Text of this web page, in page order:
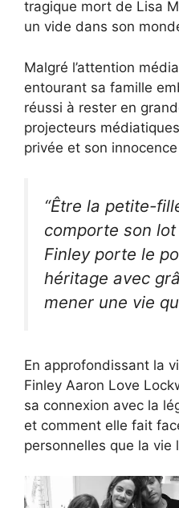
tragique mort de Lisa
un vide dans son
Malgré l’attention
entourant sa famille
réussi à rester en
projecteurs
privée et son innocence
“Être la petite-
comporte son
Finley porte le
héritage avec
mener une vie
En approfondissant la
Finley Aaron Love
sa connexion avec la
et comment elle fait
personnelles que la vie